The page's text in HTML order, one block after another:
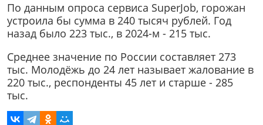
По данным опроса сервиса SuperJob, горожан
устроила бы сумма в 240 тысяч рублей. Год
назад было 223 тыс., в 2024-м - 215 тыс.
Среднее значение по России составляет 273
тыс. Молодёжь до 24 лет называет жалование в
220 тыс., респонденты 45 лет и старше - 285
тыс.